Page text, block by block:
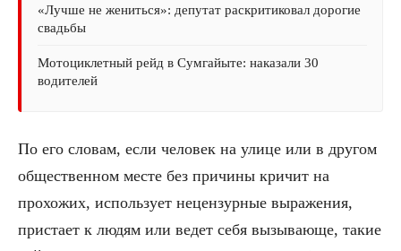
«Лучше не жениться»: депутат раскритиковал дорогие
свадьбы
Мотоциклетный рейд в Сумгайыте: наказали 30
водителей
По его словам, если человек на улице или в другом
общественном месте без причины кричит на
прохожих, использует нецензурные выражения,
пристает к людям или ведет себя вызывающе, такие